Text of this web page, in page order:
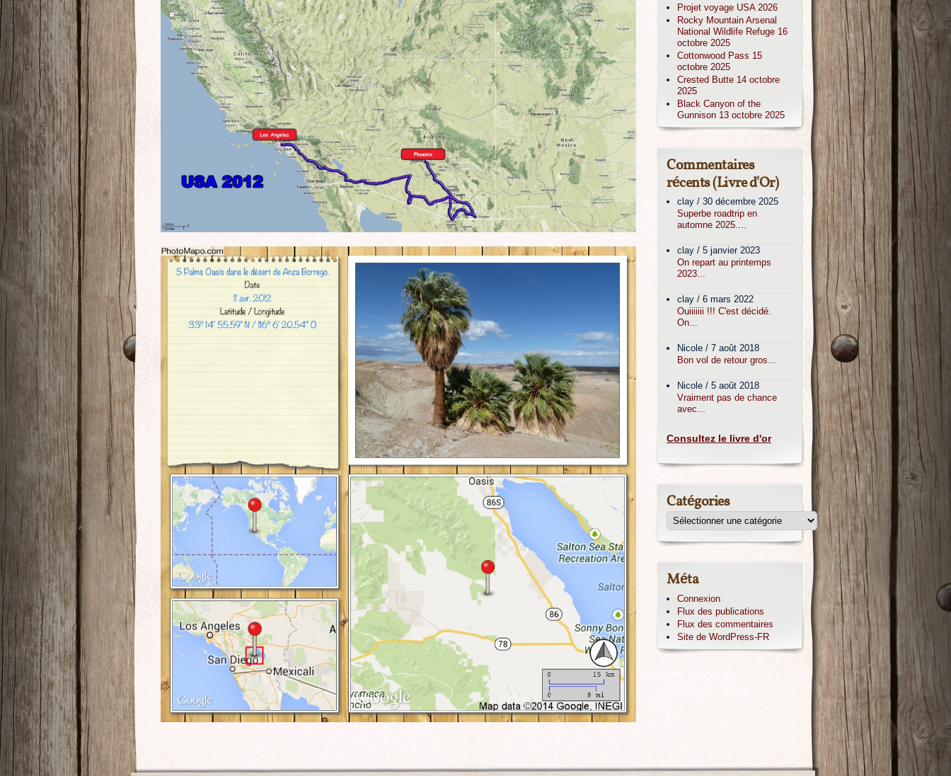
Projet voyage USA 2026
Rocky Mountain Arsenal
National Wildlife Refuge 16
octobre 2025
Cottonwood Pass 15
octobre 2025
Crested Butte 14 octobre
2025
Black Canyon of the
Gunnison 13 octobre 2025
Commentaires
récents (Livre d'Or)
clay / 30 décembre 2025
Superbe roadtrip en
automne 2025....
clay / 5 janvier 2023
On repart au printemps
2023...
clay / 6 mars 2022
Ouiiiiiii !!! C'est décidé.
On...
Nicole / 7 août 2018
Bon vol de retour gros...
Nicole / 5 août 2018
Vraiment pas de chance
avec...
Consultez le livre d'or
Catégories
Méta
Connexion
Flux des publications
Flux des commentaires
Site de WordPress-FR